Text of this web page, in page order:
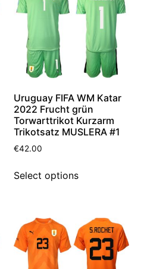
Uruguay FIFA WM Katar
2022 Frucht grün
Torwarttrikot Kurzarm
Trikotsatz MUSLERA #1
€42.00
Select options